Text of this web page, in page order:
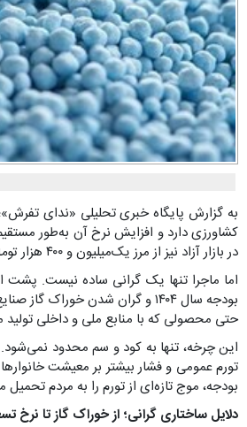
به گزارش پایگاه خبری تحلیلی «ندای
در بازار آزاد نیز از مرز یک‌میلیون و ۴۰۰ هزار تومان گذشته است. این افزایش ناگهانی و سنگین نه‌تنها کشاورزان را نگران کرده، بلکه در مجلس شورای اسلامی هم بازتاب یافته و اعتراض برخی نمایندگان را به دنبال داشته است.
اما ماجرا تنها یک گرانی ساده نیست.
بودجه سال ۱۴۰۴ و گران شدن
حتی محصولی که با منابع ملی و داخلی
این چرخه، تنها به کود و سم محدود نمی‌شود.
تورم عمومی و فشار بیشتر بر معیشت
بودجه، موج تازه‌ای از تورم را به مردم تحمیل
دلایل ساختاری گرانی؛ از خوراک گاز تا نرخ